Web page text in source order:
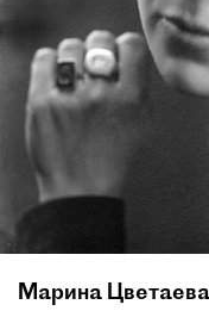
Марина Цветаева